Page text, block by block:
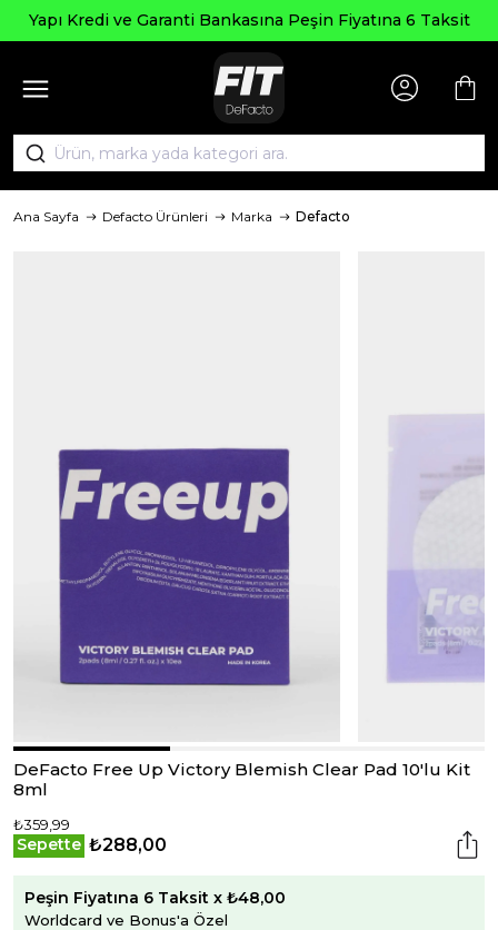
Kredi ve Garanti Bankasına Peşin Fiyatına 6 Taksit
Ana Sayfa Defacto Ürünleri Marka Defacto
DeFacto Free Up Victory Blemish Clear Pad 10'lu Kit
8ml
₺359,99
Sepette ₺288,00
Peşin Fiyatına 6 Taksit x ₺48,00
Worldcard ve Bonus'a Özel